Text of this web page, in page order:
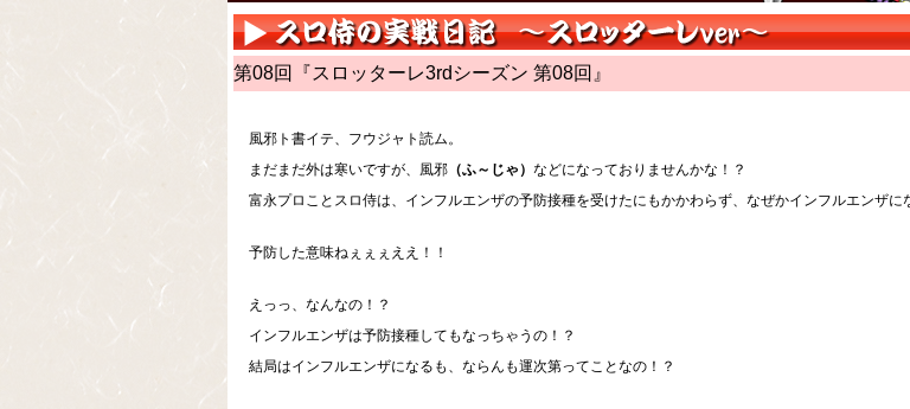
第08回『スロッターレ3rdシーズン 第08回』
風邪ト書イテ、フウジャト読ム。
まだまだ外は寒いですが、風邪 （ふ～じゃ） などになっておりませんかな！？
富永プロことスロ侍は、インフルエンザの予防接種を受けたにもかかわらず、なぜかインフルエンザに
予防した意味ねぇぇぇええ！！
えっっ、なんなの！？
インフルエンザは予防接種してもなっちゃうの！？
結局はインフルエンザになるも、ならんも運次第ってことなの！？